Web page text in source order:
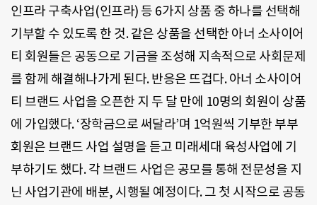
인프라 구축사업(인프라) 등 6가지 상품 중 하나를 선택해
기부할 수 있도록 한 것. 같은 상품을 선택한 아너 소사이어
티 회원들은 공동으로 기금을 조성해 지속적으로 사회문제
를 함께 해결해나가게 된다. 반응은 뜨겁다. 아너 소사이어
티 브랜드 사업을 오픈한 지 두 달 만에 10명의 회원이 상품
에 가입했다. ‘장학금으로 써달라’며 1억원씩 기부한 부부
회원은 브랜드 사업 설명을 듣고 미래세대 육성사업에 기
부하기도 했다. 각 브랜드 사업은 공모를 통해 전문성을 지
닌 사업기관에 배분, 시행될 예정이다. 그 첫 시작으로 공동